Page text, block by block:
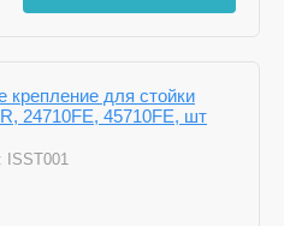
крепление для стойки
24710FE, 45710FE, шт
ISST001